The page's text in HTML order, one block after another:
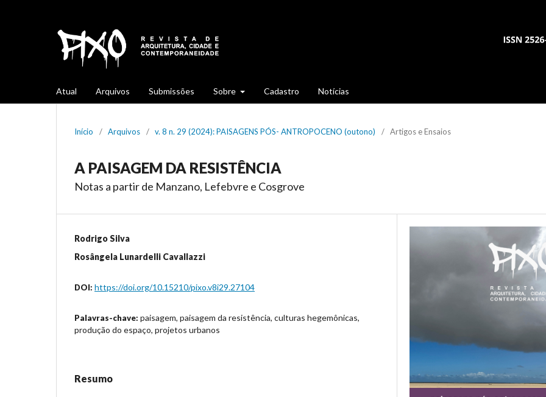
Atual Arquivos Submissões Sobre Cadastro Notícias
Início / Arquivos / v. 8 n. 29 (2024): PAISAGENS PÓS- ANTROPOCENO (outono) / Artigos e Ensaios
A PAISAGEM DA RESISTÊNCIA
Notas a partir de Manzano, Lefebvre e Cosgrove
Rodrigo Silva
Rosângela Lunardelli Cavallazzi
DOI: https://doi.org/10.15210/pixo.v8i29.27104
Palavras-chave: paisagem, paisagem da resistência, culturas hegemônicas,
produção do espaço, projetos urbanos
Resumo